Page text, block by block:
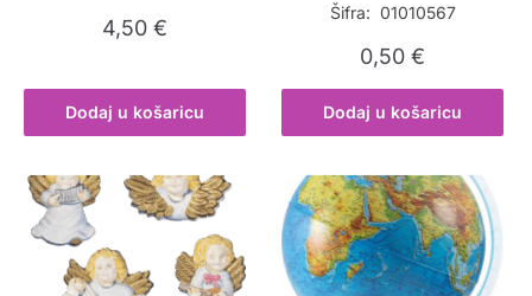
4,50€
Dodaj u košaricu
Šifra: 01010567
0,50€
Dodaj u košaricu